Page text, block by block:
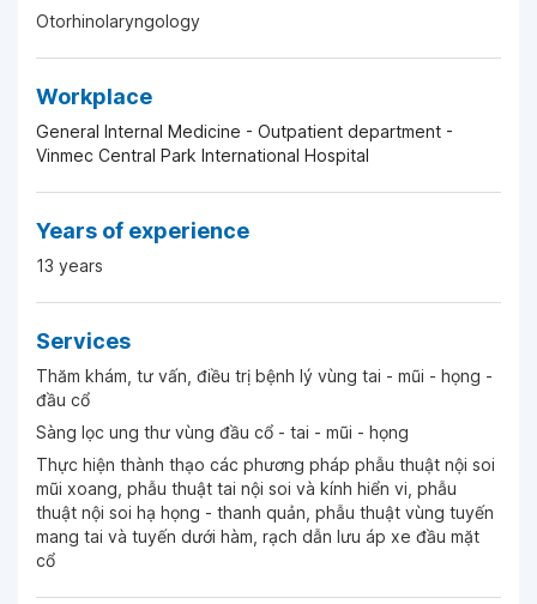
Otorhinolaryngology
Workplace
General Internal Medicine - Outpatient department -
Vinmec Central Park International Hospital
Years of experience
13 years
Services
Thăm khám, tư vấn, điều trị bệnh lý vùng tai - mũi - họng -
đầu cổ
Sàng lọc ung thư vùng đầu cổ - tai - mũi - họng
Thực hiện thành thạo các phương pháp phẫu thuật nội soi
mũi xoang, phẫu thuật tai nội soi và kính hiển vi, phẫu
thuật nội soi hạ họng - thanh quản, phẫu thuật vùng tuyến
mang tai và tuyến dưới hàm, rạch dẫn lưu áp xe đầu mặt
cổ